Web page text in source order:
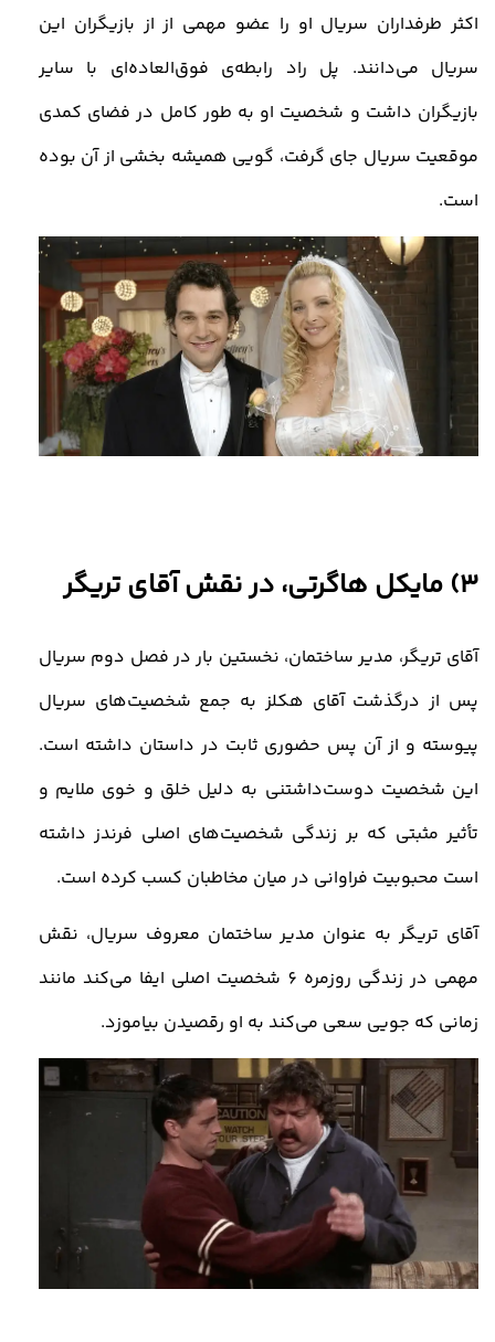
اکثر طرفداران سریال او را عضو مهمی از از بازیگران این
سریال می‌دانند. پل راد رابطه‌ی فوق‌العاده‌ای با سایر
بازیگران داشت و شخصیت او به طور کامل در فضای کمدی
موقعیت سریال جای گرفت، گویی همیشه بخشی از آن بوده
است.
3) مایکل هاگرتی، در نقش آقای تریگر
آقای تریگر، مدیر ساختمان، نخستین بار در فصل دوم سریال
پس از درگذشت آقای هکلز به جمع شخصیت‌های سریال
پیوسته و از آن پس حضوری ثابت در داستان داشته است.
این شخصیت دوست‌داشتنی به دلیل خلق و خوی ملایم و
تأثیر مثبتی که بر زندگی شخصیت‌های اصلی فرندز داشته
است محبوبیت فراوانی در میان مخاطبان کسب کرده است.
آقای تریگر به عنوان مدیر ساختمان معروف سریال، نقش
مهمی در زندگی روزمره 6 شخصیت‌ اصلی ایفا می‌کند مانند
زمانی که جویی سعی می‌کند به او رقصیدن بیاموزد.